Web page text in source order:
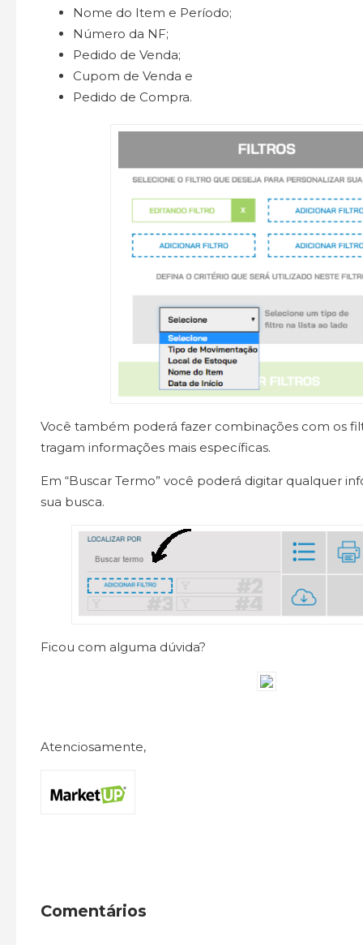
Nome do Item e Período;
Número da NF;
Pedido de Venda;
Cupom de Venda e
Pedido de Compra.
Você também poderá fazer combinações com os
tragam informações mais específicas.
Em “Buscar Termo” você poderá digitar qualquer
sua busca.
Ficou com alguma dúvida?
Atenciosamente,
Comentários